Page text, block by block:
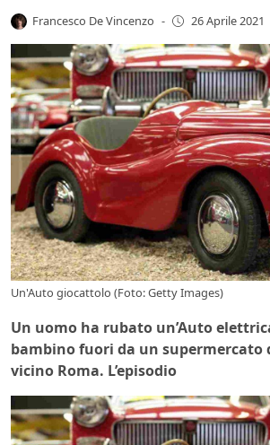
Francesco De Vincenzo - 26 Aprile 2021
Un'Auto giocattolo (Foto: Getty Images)
Un uomo ha rubato un’Auto
bambino fuori da un
vicino Roma. L’episodio